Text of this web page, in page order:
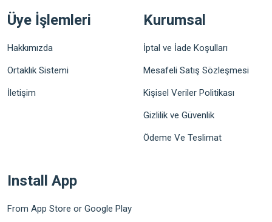
Üye İşlemleri
Hakkımızda
Ortaklık Sistemi
İletişim
Kurumsal
İptal ve İade Koşulları
Mesafeli Satış Sözleşmesi
Kişisel Veriler Politikası
Gizlilik ve Güvenlik
Ödeme Ve Teslimat
Install App
From App Store or Google Play